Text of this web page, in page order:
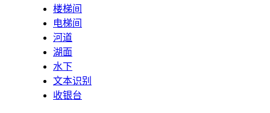
楼梯间
电梯间
河道
湖面
水下
文本识别
收银台